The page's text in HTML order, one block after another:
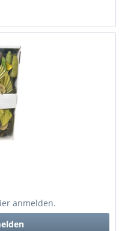
anmelden.